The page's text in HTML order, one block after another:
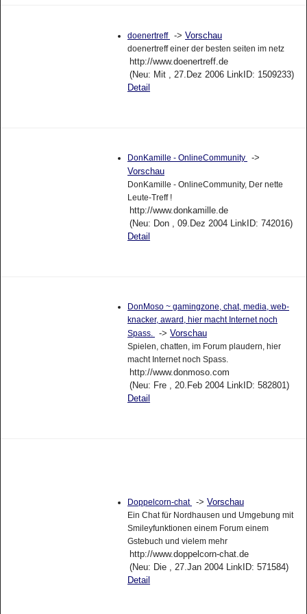
doenertreff -> Vorschau
doenertreff einer der besten seiten im netz
http://www.doenertreff.de
(Neu: Mit , 27.Dez 2006 LinkID: 1509233)
Detail
DonKamille - OnlineCommunity
->
Vorschau
DonKamille - OnlineCommunity, Der nette
Leute-Treff !
http://www.donkamille.de
(Neu: Don , 09.Dez 2004 LinkID: 742016)
Detail
DonMoso ~ gamingzone, chat, media, web-
knacker, award, hier macht Internet noch
Spass.
-> Vorschau
Spielen, chatten, im Forum plaudern, hier
macht Internet noch Spass.
http://www.donmoso.com
(Neu: Fre , 20.Feb 2004 LinkID: 582801)
Detail
Doppelcorn-chat -> Vorschau
Ein Chat für Nordhausen und Umgebung mit
Smileyfunktionen einem Forum einem
Gstebuch und vielem mehr
http://www.doppelcorn-chat.de
(Neu: Die , 27.Jan 2004 LinkID: 571584)
Detail